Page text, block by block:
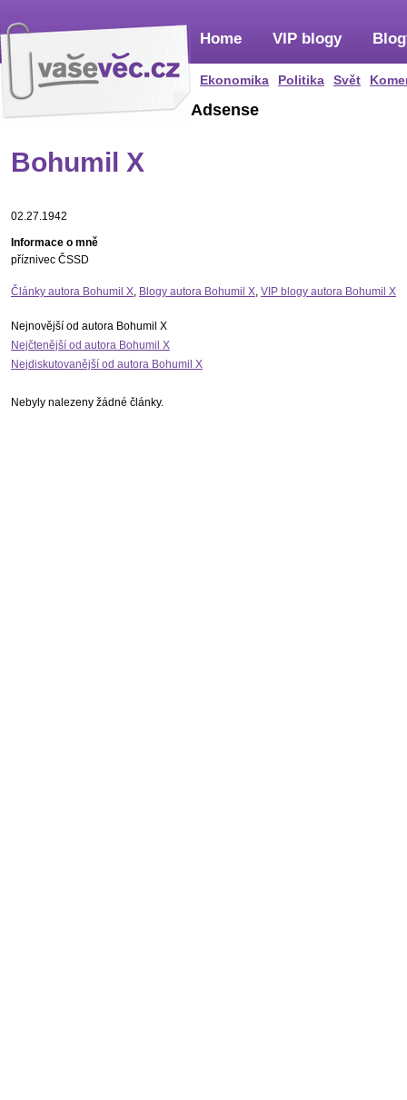
Home
Ekonomika Politika Svět
VIP blogy
Adsense
Bohumil X
02.27.1942
Informace o mně
příznivec ČSSD
Články autora Bohumil X, Blogy autora Bohumil X, VIP blogy autora Bohumil X
Nejnovější od autora Bohumil X
Nejčtenější od autora Bohumil X
Nejdiskutovanější od autora Bohumil X
Nebyly nalezeny žádné články.